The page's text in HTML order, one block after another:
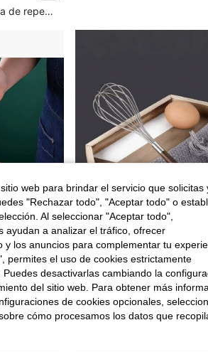
Clientes con alta tasa de repetición
1 Pieza Batidor Semiautomático de Acero Inoxidable, Espumador, Espumador de Leche, Batidor de Matcha, Batidor, Batidor, Batidor de Huevos, Juego de Batidor de Matcha Adecuado para Mezclar en Casa, Agitar, Batir Huevos, Agitar, Batidor de Huevos Rotativo Impulsado a Mano
en Acero inoxidable Batidores de huevos 4,43€
web para brindar el servicio que solicitas
"Rechazar todo", "Aceptar todo" o
Al seleccionar "Aceptar todo",
ayudan a analizar el tráfico, ofrecer
los anuncios para complementar tu
permites el uso de cookies estrictamente
desactivarlas cambiando la
del sitio web. Para obtener más
de cookies opcionales,
cómo procesamos los datos que